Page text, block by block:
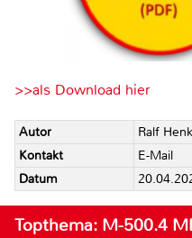
>>als Download hier
Autor
Ralf
Kontakt
E-Mail
Datum
Topthema: M-500.4